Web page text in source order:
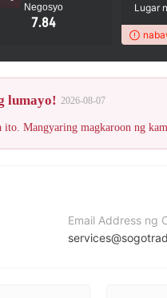
Negosyo
7.84
Lugar
Score ng broker na ito ay
lumayo! 2026-08-07
Mangyaring magkaroon ng
Email Address ng